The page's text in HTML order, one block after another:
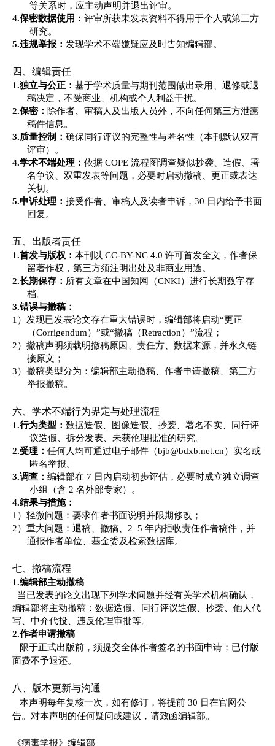
等关系时，应主动声明并退出评审。
4.保密数据使用： 评审所获未发表资料不得用于个人或第三方
研究。
5.违规举报： 发现学术不端嫌疑应及时告知编辑部。
四、编辑责任
1.独立与公正： 基于学术质量与期刊范围做出录用、退修或退
稿决定，不受商业、机构或个人利益干扰。
2.保密： 除作者、审稿人及出版人员外，不向任何第三方泄露
稿件信息。
3.质量控制： 确保同行评议的完整性与匿名性（本刊默认双盲
评审）。
4.学术不端处理： 依据 COPE 流程图调查疑似抄袭、造假、署
名争议、双重发表等问题，必要时启动撤稿、更正或表达
关切。
5.申诉处理： 接受作者、审稿人及读者申诉， 30 日内给予书面
回复。
五、出版者责任
1.首发与版权： 本刊以 CC-BY-NC 4.0 许可首发全文，作者保
留著作权，第三方须注明出处及非商业用途。
2.长期保存： 所有文章在中国知网（CNKI）进行长期数字存
档。
3.错误与撤稿：
1） 发现已发表论文存在重大错误时，编辑部将启动“更正
（Corrigendum）”或“撤稿（Retraction）”流程；
2） 撤稿声明须载明撤稿原因、责任方、数据来源，并永久链
接原文；
3） 撤稿类型分为：编辑部主动撤稿、作者申请撤稿、第三方
举报撤稿。
六、学术不端行为界定与处理流程
1.行为类型： 数据造假、图像造假 、抄袭、署名不实、同行评
议造假、拆分发表、未获伦理批准的研究。
2.受理： 任何人均可通过电子邮件（bjb@bdxb.net.cn）实名或
匿名举报。
3.调查： 编辑部在 7 日内启动初步评估，必要时成立独立调查
小组（含 2 名外部专家）。
4.结果与措施：
1） 轻微问题：要求作者书面说明并限期修改；
2） 重大问题：退稿、撤稿、 2–5 年内拒收责任作者稿件，并
通报作者单位、基金委及检索数据库。
七、撤稿流程
1.编辑部主动撤稿
当已发表的论文出现下列学术问题并经有关学术机构确认，
编辑部将主动撤稿： 数据造假、同行评议造假、抄袭、 他人代
写、中介代投、 违反伦理审批等。
2.作者申请撤稿
限于正式出版前，须提交全体作者签名的书面申请；已付版
面费不予退还。
八、版本更新与沟通
本声明每年复核一次，如有修订，将提前 30 日在官网公
告。对本声明的任何疑问或建议，请致函编辑部。
《病毒学报》编辑部